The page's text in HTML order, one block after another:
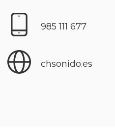
985 111 677
chsonido.es